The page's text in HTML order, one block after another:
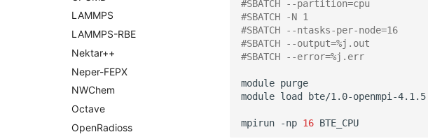
LAMMPS
LAMMPS-RBE
Nektar++
Neper-FEPX
NWChem
Octave
OpenRadioss
#SBATCH --partition=cpu
#SBATCH -N 1
#SBATCH --ntasks-per-node=16
#SBATCH --output=%j.out
#SBATCH --error=%j.err
module purge
module load bte/1.0-openmpi-4.1.5
mpirun -np 16